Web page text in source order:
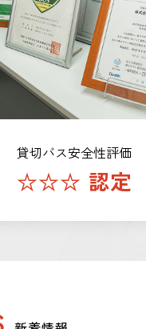
貸切バス安全性評価
☆☆☆ 認定